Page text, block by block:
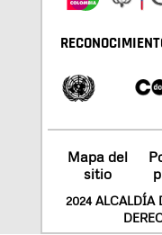
Mapa del
sitio
2024 ALCALDÍA